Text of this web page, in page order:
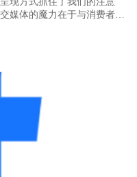
媒体的魔力在于与消费者之
是知名企业还是新兴品牌，
在市场推广方面的价值。而
用户群和受欢迎程度，为企